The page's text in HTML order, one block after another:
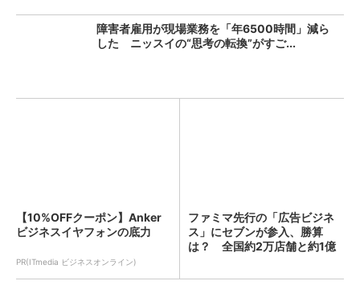
障害者雇用が現場業務を「年6500時間」減ら
した ニッスイの“思考の転換”がすご...
【10%OFFクーポン】Anker
ビジネスイヤフォンの底力
PR(ITmedia ビジネスオンライン)
ファミマ先行の「広告ビジネ
ス」にセブンが参入、勝算
は？ 全国約2万店舗と約1億